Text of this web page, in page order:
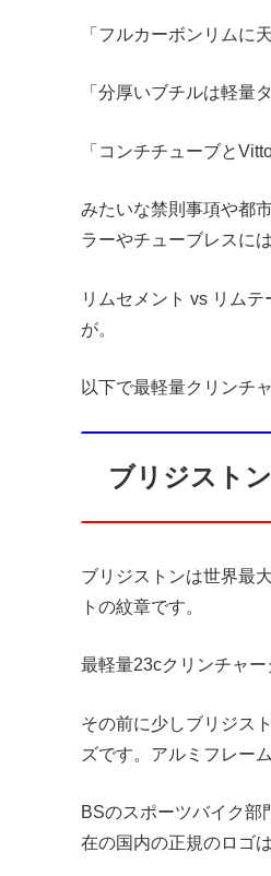
「フルカーボンリムに
「分厚いブチルは軽量
「コンチチューブと
みたいな禁則事項や都
ラーやチューブレスに
リムセメント vs リム
が。
以下で最軽量クリンチ
ブリジスト
ブリジストンは世界最
トの紋章です。
最軽量23cクリンチャー
その前に少しブリジス
ズです。アルミフレー
BSのスポーツバイク部
在の国内の正規のロゴは